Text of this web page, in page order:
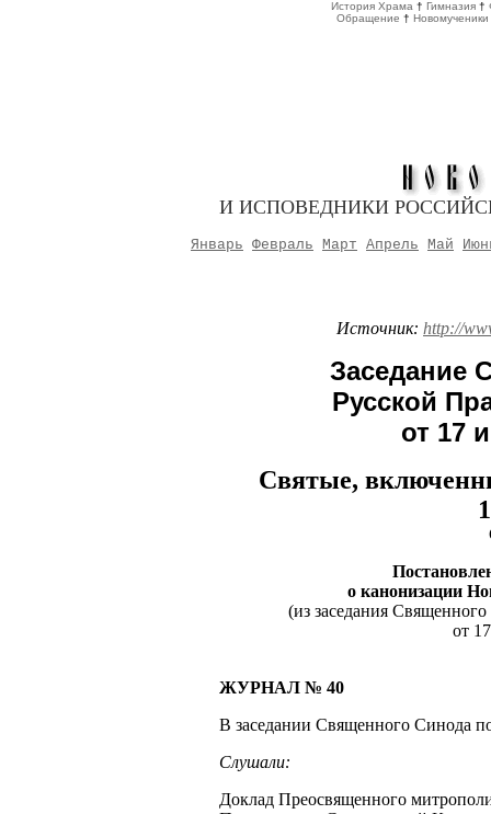
История Храма † Гимназия†
Обращение † Новомученики
И ИСПОВЕДНИКИ
Январь Февраль Март Апрель Май
Источник: http://
Заседание
Русской
от 17
Святые,
о канонизации
(из заседания
от
ЖУРНАЛ № 40
В заседании Священного Cинода
Слушали:
Доклад Преосвященного